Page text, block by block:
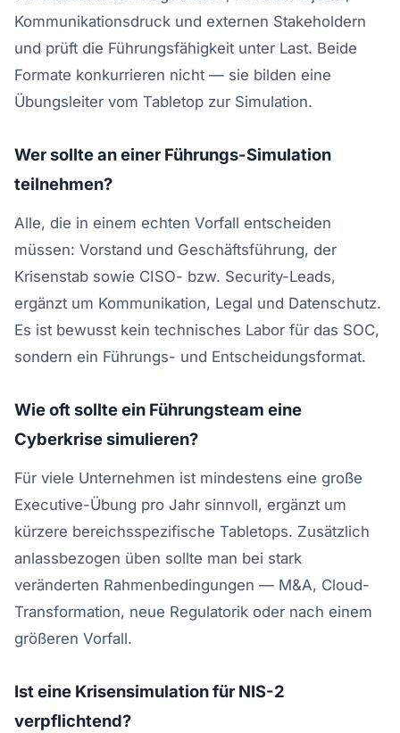
Kommunikationsdruck und externen Stakeholdern
und prüft die Führungsfähigkeit unter Last. Beide
Formate konkurrieren nicht — sie bilden eine
Übungsleiter vom Tabletop zur Simulation.
Wer sollte an einer Führungs-Simulation
teilnehmen?
Alle, die in einem echten Vorfall entscheiden
müssen: Vorstand und Geschäftsführung, der
Krisenstab sowie CISO- bzw. Security-Leads,
ergänzt um Kommunikation, Legal und Datenschutz.
Es ist bewusst kein technisches Labor für das SOC,
sondern ein Führungs- und Entscheidungsformat.
Wie oft sollte ein Führungsteam eine
Cyberkrise simulieren?
Für viele Unternehmen ist mindestens eine große
Executive-Übung pro Jahr sinnvoll, ergänzt um
kürzere bereichsspezifische Tabletops. Zusätzlich
anlassbezogen üben sollte man bei stark
veränderten Rahmenbedingungen — M&A, Cloud-
Transformation, neue Regulatorik oder nach einem
größeren Vorfall.
Ist eine Krisensimulation für NIS-2
verpflichtend?